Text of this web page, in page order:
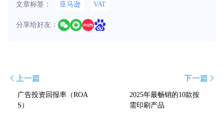
文章标签： 亚马逊 VAT
分享给好友：
上一篇
广告投资回报率（ROA
S）
下一篇
2025年最畅销的10款按
需印刷产品